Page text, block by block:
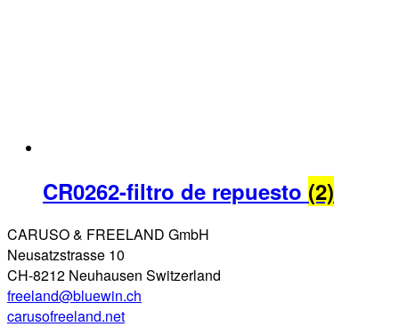
CR0262-filtro de repuesto (2)
CARUSO & FREELAND GmbH
Neusatzstrasse 10
CH-8212 Neuhausen Switzerland
freeland@bluewin.ch
carusofreeland.net